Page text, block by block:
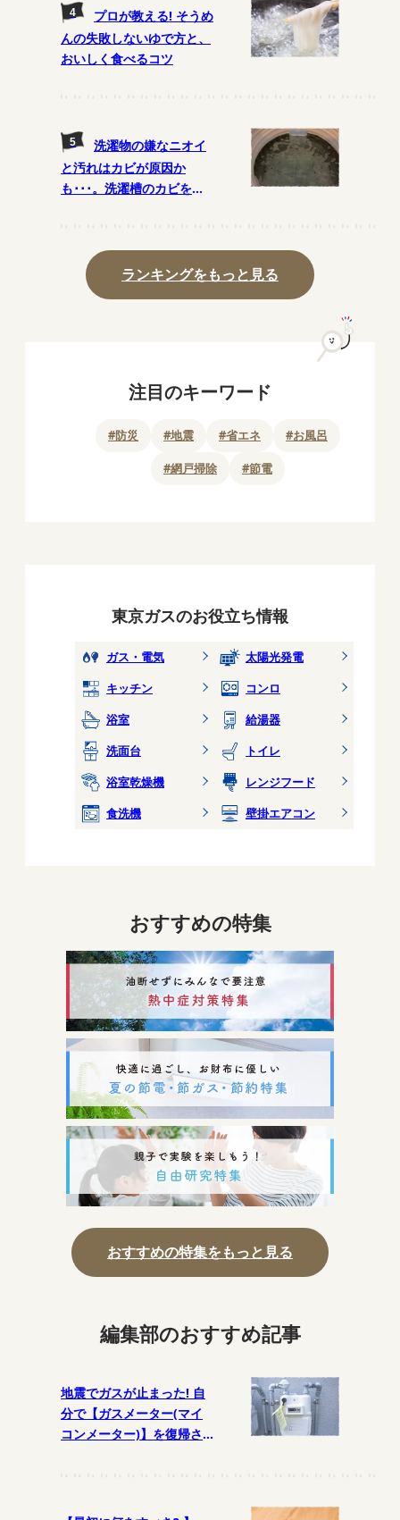
プロが教える! そうめ
んの失敗しないゆで方と、
おいしく食べるコツ
洗濯物の嫌なニオイ
と汚れはカビが原因か
も･･･。洗濯槽のカビを予
ランキングをもっと見る
注目のキーワード
#防災 #地震 #省エネ #お風呂
#網戸掃除 #節電
東京ガスのお役立ち情報
ガス・電気
太陽光発電
キッチン
コンロ
浴室
給湯器
洗面台
トイレ
浴室乾燥機
レンジフード
食洗機
壁掛エアコン
おすすめの特集
おすすめの特集をもっと見る
編集部のおすすめ記事
地震でガスが止まった! 自
分で【ガスメーター(マイ
コンメーター)】を復帰さ